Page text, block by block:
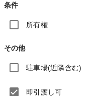
条件
所有権
その他
駐車場(近隣含む)
即引渡し可